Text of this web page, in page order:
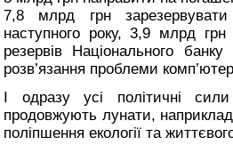
7,8 млрд грн
наступного року, 3,9 млрд
резервів Національного
розв’язання проблеми
І одразу усі політичні
продовжують лунати,
поліпшення екології та